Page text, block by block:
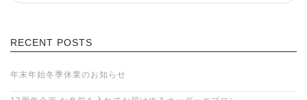
RECENT POSTS
年末年始冬季休業のお知らせ